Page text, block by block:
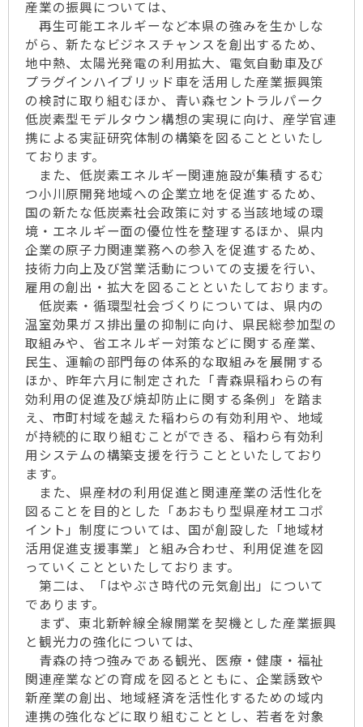
産業の振興については、
再生可能エネルギーなど本県の強みを生かしな
がら、新たなビジネスチャンスを創出するため、
地中熱、太陽光発電の利用拡大、電気自動車及び
プラグインハイブリッド車を活用した産業振興策
の検討に取り組むほか、青い森セントラルパーク
低炭素型モデルタウン構想の実現に向け、産学官連
携による実証研究体制の構築を図ることといたし
ております。
また、低炭素エネルギー関連施設が集積するむ
つ小川原開発地域への企業立地を促進するため、
国の新たな低炭素社会政策に対する当該地域の環
境・エネルギー面の優位性を整理するほか、県内
企業の原子力関連業務への参入を促進するため、
技術力向上及び営業活動についての支援を行い、
雇用の創出・拡大を図ることといたしております。
低炭素・循環型社会づくりについては、県内の
温室効果ガス排出量の抑制に向け、県民総参加型の
取組みや、省エネルギー対策などに関する産業、
民生、運輸の部門毎の体系的な取組みを展開する
ほか、昨年六月に制定された「青森県稲わらの有
効利用の促進及び焼却防止に関する条例」を踏ま
え、市町村域を越えた稲わらの有効利用や、地域
が持続的に取り組むことができる、稲わら有効利
用システムの構築支援を行うことといたしており
ます。
また、県産材の利用促進と関連産業の活性化を
図ることを目的とした「あおもり型県産材エコポ
イント」制度については、国が創設した「地域材
活用促進支援事業」と組み合わせ、利用促進を図
っていくことといたしております。
第二は、「はやぶさ時代の元気創出」について
であります。
まず、東北新幹線全線開業を契機とした産業振興
と観光力の強化については、
青森の持つ強みである観光、医療・健康・福祉
関連産業などの育成を図るとともに、企業誘致や
新産業の創出、地域経済を活性化するための域内
連携の強化などに取り組むこととし、若者を対象